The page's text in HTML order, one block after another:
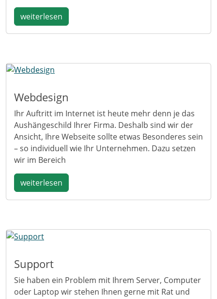
weiterlesen
Webdesign
Ihr Auftritt im Internet ist heute mehr denn je das
Aushängeschild Ihrer Firma. Deshalb sind wir der
Ansicht, Ihre Webseite sollte etwas Besonderes sein
– so individuell wie Ihr Unternehmen. Dazu setzen
wir im Bereich
weiterlesen
Support
Sie haben ein Problem mit Ihrem Server, Computer
oder Laptop wir stehen Ihnen gerne mit Rat und